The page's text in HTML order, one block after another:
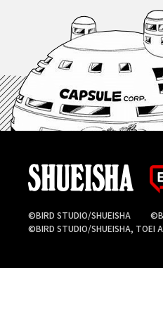
©BIRD STUDIO/SHUEISHA
©BIRD STUDIO/SHUEISHA, TOEI